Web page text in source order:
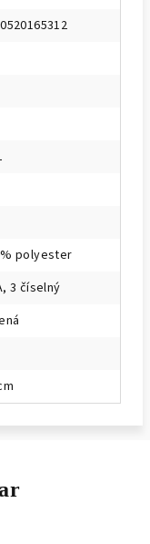
polyester
3 číselný